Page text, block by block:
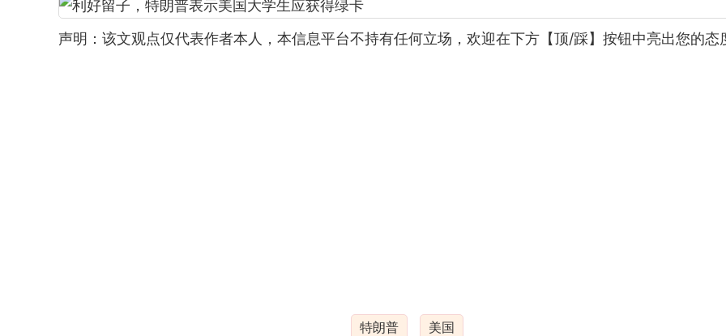
声明：该文观点仅代表作者本人，本信息平台不持有任何立场，欢迎在下方【顶/踩】按钮中亮出您的态
特朗普 美国